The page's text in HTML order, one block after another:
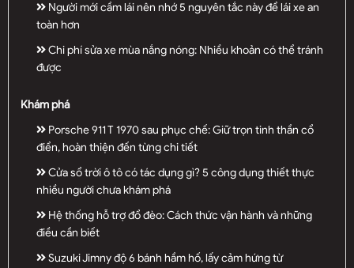
Người mới cầm lái nên nhớ 5 nguyên tắc này để lái xe an
toàn hơn
Chi phí sửa xe mùa nắng nóng: Nhiều khoản có thể tránh
được
Khám phá
Porsche 911 T 1970 sau phục chế: Giữ trọn tinh thần cổ
điển, hoàn thiện đến từng chi tiết
Cửa sổ trời ô tô có tác dụng gì? 5 công dụng thiết thực
nhiều người chưa khám phá
Hệ thống hỗ trợ đổ đèo: Cách thức vận hành và những
điều cần biết
Suzuki Jimny độ 6 bánh hầm hố, lấy cảm hứng từ